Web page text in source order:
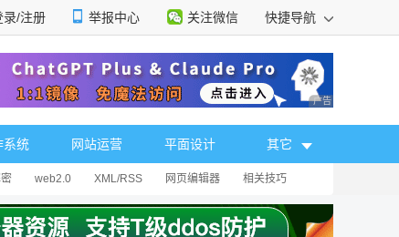
录/注册 举报中心 关注微信 快捷导航
广告 商业广告，理
系统 网站运营 平面设计 其它
web2.0 XML/RSS 网页编辑器 相关技巧